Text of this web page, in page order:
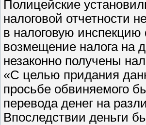
Полицейские
налоговой отчетности
в налоговую
возмещение налога на
незаконно получены
«С целью придания
просьбе обвиняемого
перевода денег на
Впоследствии деньги